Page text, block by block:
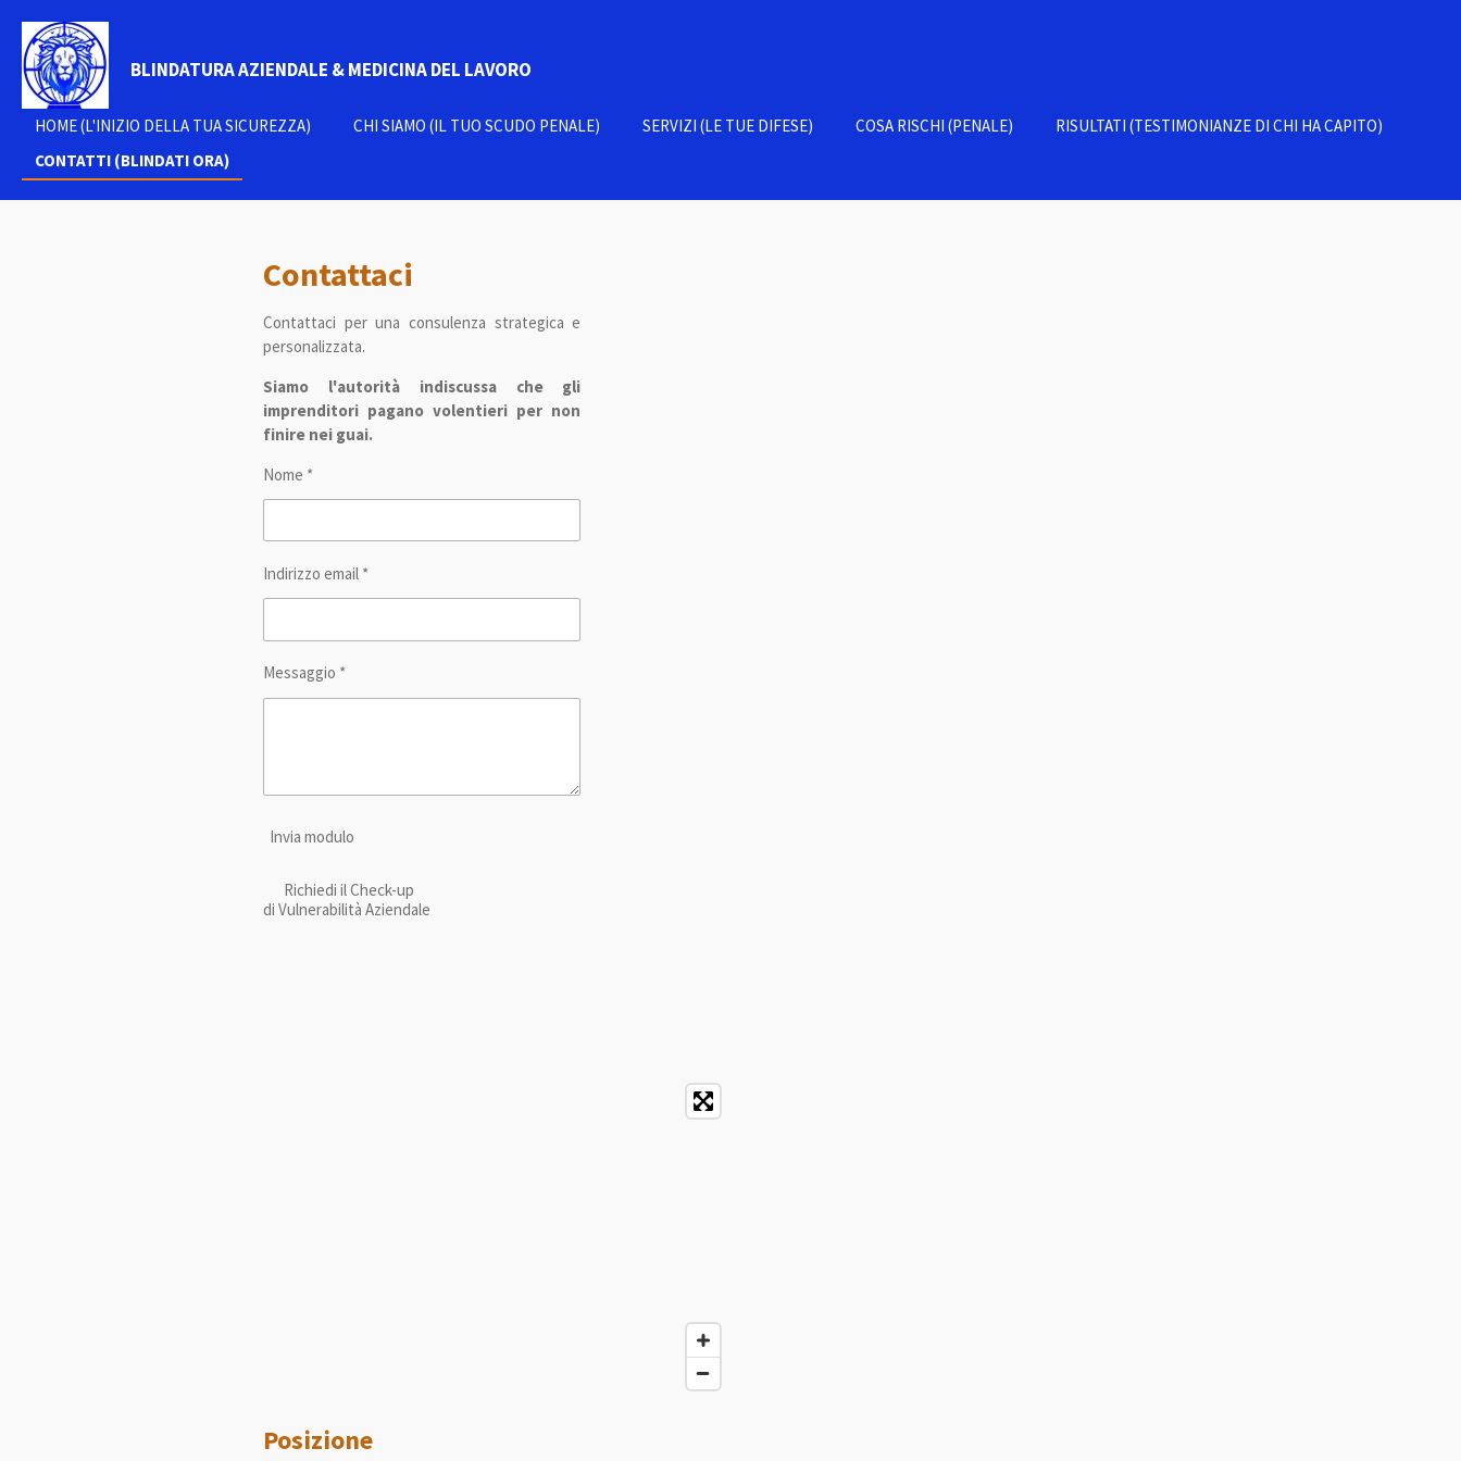
Vai
contenuto
principale
BLINDATURA AZIENDALE & MEDICINA DEL LAVORO
HOME (L'INIZIO DELLA TUA SICUREZZA) CHI SIAMO (IL TUO SCUDO PENALE) SERVIZI (LE TUE DIFESE) COSA RISCHI (PENALE)
RISULTATI (TESTIMONIANZE DI CHI HA CAPITO)
CONTATTI (BLINDATI ORA)
Contattaci
Contattaci per una consulenza strategica e
personalizzata.
Siamo l'autorità indiscussa che gli
imprenditori pagano volentieri per non
finire nei guai.
Nome *
Indirizzo email *
Messaggio *
Invia modulo
Richiedi il Check-up
di Vulnerabilità Aziendale
Posizione